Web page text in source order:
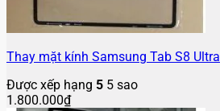
Thay mặt kính Samsung Tab S8 Ultra
Được xếp hạng 5 5 sao
1.800.000₫